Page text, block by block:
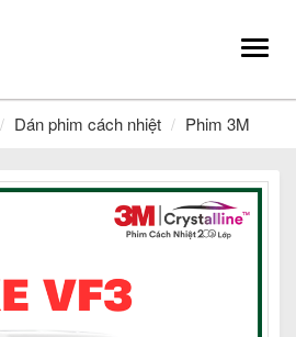
Dán phim cách nhiệt Phim 3M